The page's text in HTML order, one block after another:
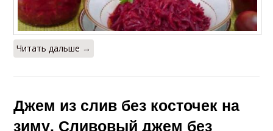
Читать дальше →
Джем из слив без косточек на
зиму. Сливовый джем без